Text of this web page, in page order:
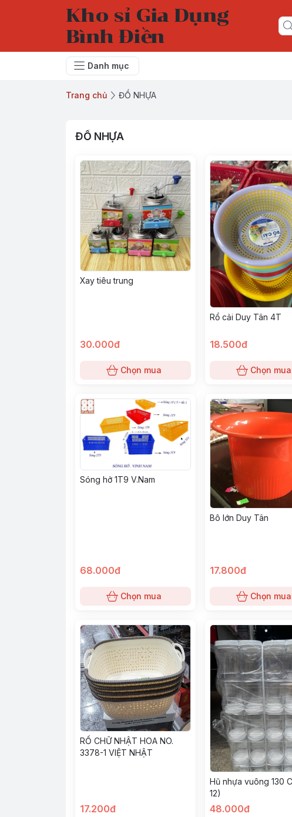
Kho sỉ Gia Dụng
Bình Điền
Danh mục
Trang chủ ĐỒ NHỰA
ĐỒ NHỰA
Xay tiêu trung
30.000đ
Chọn mua
Rổ cải Duy Tân 4T
18.500đ
Chọn mua
Sóng hở 1T9 V.Nam
68.000đ
Chọn mua
Bô lớn Duy Tân
17.800đ
Chọn mua
RỔ CHỮ NHẬT HOA NO.
3378-1 VIỆT NHẬT
17.200đ
Hũ nhựa vuông 130
12)
48.000đ